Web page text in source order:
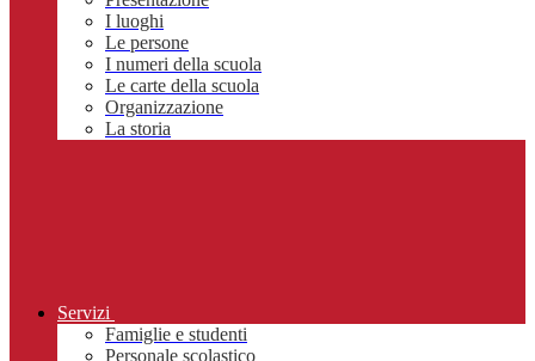
I luoghi
Le persone
I numeri della scuola
Le carte della scuola
Organizzazione
La storia
Servizi
Famiglie e studenti
Personale scolastico